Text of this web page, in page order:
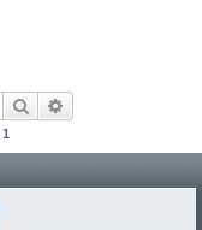
Suche
1